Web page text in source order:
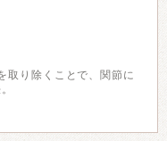
取り除くことで、関節に